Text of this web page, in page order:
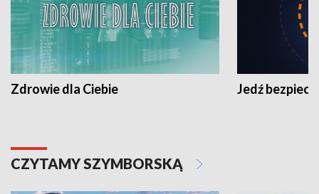
Zdrowie dla Ciebie Jedź
CZYTAMY SZYMBORSKĄ